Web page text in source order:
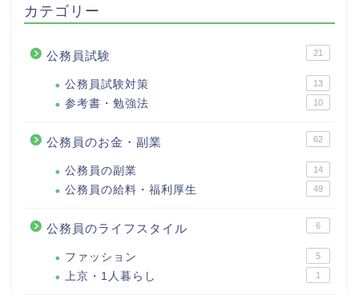
カテゴリー
公務員試験 21
公務員試験対策 13
参考書・勉強法 10
公務員のお金・副業 62
公務員の副業 14
公務員の給料・福利厚生 49
公務員のライフスタイル 6
ファッション 5
上京・1人暮らし 1